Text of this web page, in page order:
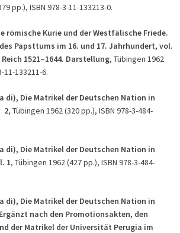
pp.), ISBN 978-3-11-133213-0.
römische Kurie und der Westfälische Friede.
Papsttums im 16. und 17. Jahrhundert, vol.
1521–1644. Darstellung, Tübingen 1962
11-133211-6.
di), Die Matrikel der Deutschen Nation in
2, Tübingen 1962 (320 pp.), ISBN 978-3-484-
di), Die Matrikel der Deutschen Nation in
1, Tübingen 1962 (427 pp.), ISBN 978-3-484-
di), Die Matrikel der Deutschen Nation in
nach den Promotionsakten, den
der Matrikel der Universität Perugia im